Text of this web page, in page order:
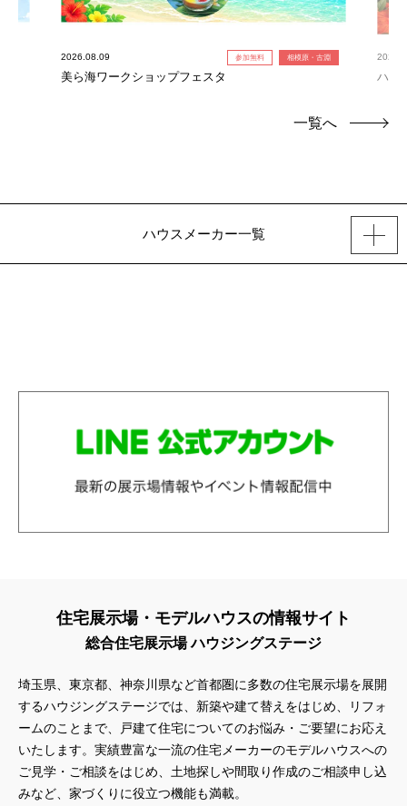
2026.08.09 参加無料 相模原・古淵
美ら海ワークショップフェスタ ハワ
一覧へ
ハウスメーカー一覧
住宅展示場・モデルハウスの情報サイト
総合住宅展示場 ハウジングステージ
埼玉県、東京都、神奈川県など首都圏に多数の住宅展示場を展開
するハウジングステージでは、新築や建て替えをはじめ、リフォ
ームのことまで、戸建て住宅についてのお悩み・ご要望にお応え
いたします。実績豊富な一流の住宅メーカーのモデルハウスへの
ご見学・ご相談をはじめ、土地探しや間取り作成のご相談申し込
みなど、家づくりに役立つ機能も満載。